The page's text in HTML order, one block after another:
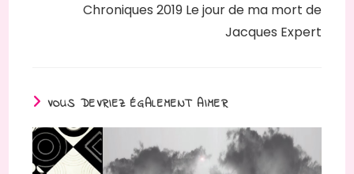
Chroniques 2019 Le jour de ma mort de
Jacques Expert
VOUS DEVRIEZ ÉGALEMENT AIMER